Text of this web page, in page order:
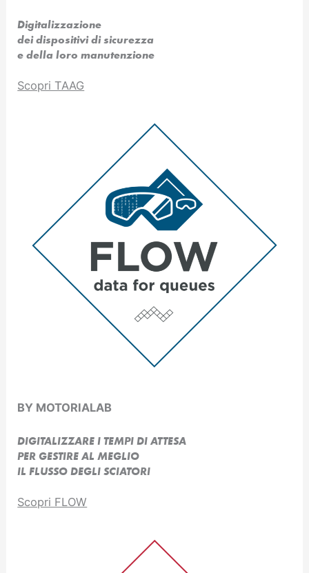
Digitalizzazione
dei dispositivi di sicurezza
e della loro manutenzione
Scopri TAAG
BY MOTORIALAB
DIGITALIZZARE I TEMPI DI ATTESA
PER GESTIRE AL MEGLIO
IL FLUSSO DEGLI SCIATORI
Scopri FLOW